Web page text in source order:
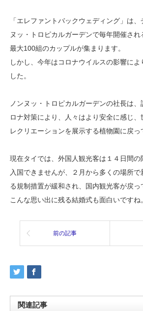
「エレファントバックウェディング」は
ヌッ・トロピカルガーデンで毎年開催さ
最大100組のカップルが集まります。
しかし、今年はコロナウイルスの影響によ
した。
ノンヌッ・トロピカルガーデンの社長は
ロナ対策により、人々はより安全に感じ
レクリエーションを展示する植物園に戻っ
現在タイでは、外国人観光客は１４日間の
入国できませんが、２月から多くの場所で
る規制措置が緩和され、国内観光客が戻っ
こんな思い出に残る結婚式も面白いですね。
前の記事
関連記事